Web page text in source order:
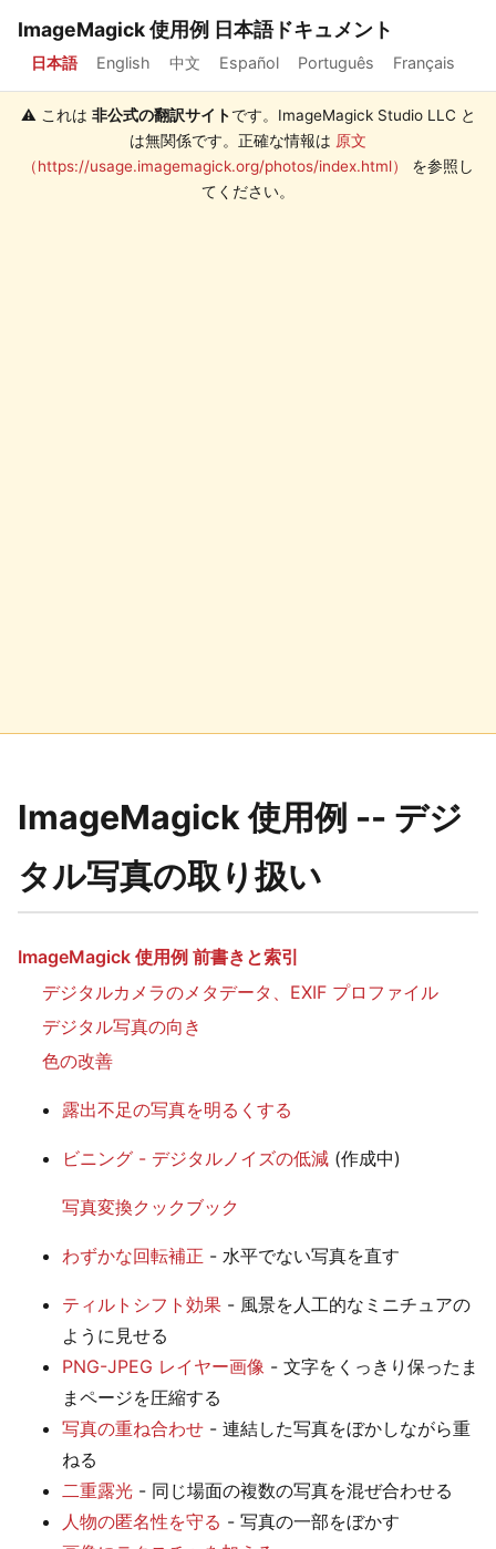
ImageMagick 使用例 日本語ドキュメント
日本語 English 中文 Español Português Français
⚠️ これは 非公式の翻訳サイトです。ImageMagick Studio LLC と
は無関係です。正確な情報は 原文
（https://usage.imagemagick.org/photos/index.html）
を参照し
てください。
ImageMagick 使用例 -- デジ
タル写真の取り扱い
ImageMagick 使用例 前書きと索引
デジタルカメラのメタデータ、EXIF プロファイル
デジタル写真の向き
色の改善
露出不足の写真を明るくする
ビニング - デジタルノイズの低減 (作成中)
写真変換クックブック
わずかな回転補正 - 水平でない写真を直す
ティルトシフト効果 - 風景を人工的なミニチュアの
ように見せる
PNG-JPEG レイヤー画像 - 文字をくっきり保ったま
まページを圧縮する
写真の重ね合わせ - 連結した写真をぼかしながら重
ねる
二重露光 - 同じ場面の複数の写真を混ぜ合わせる
人物の匿名性を守る - 写真の一部をぼかす